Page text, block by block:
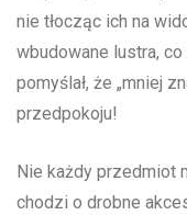
nie tłocząc‍ ich na
wbudowane lustra,
pomyślał, że „mniej
przedpokoju!
Nie​ każdy ​przedmiot
chodzi o drobne